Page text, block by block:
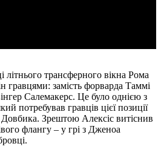
трансферного вікна Рома
гравцями: замість форварда Таммі
Салемакерс. Це було однією з
потребував гравців цієї позиції
Зрештою Алексіс витіснив
флангу – у грі з Дженоа